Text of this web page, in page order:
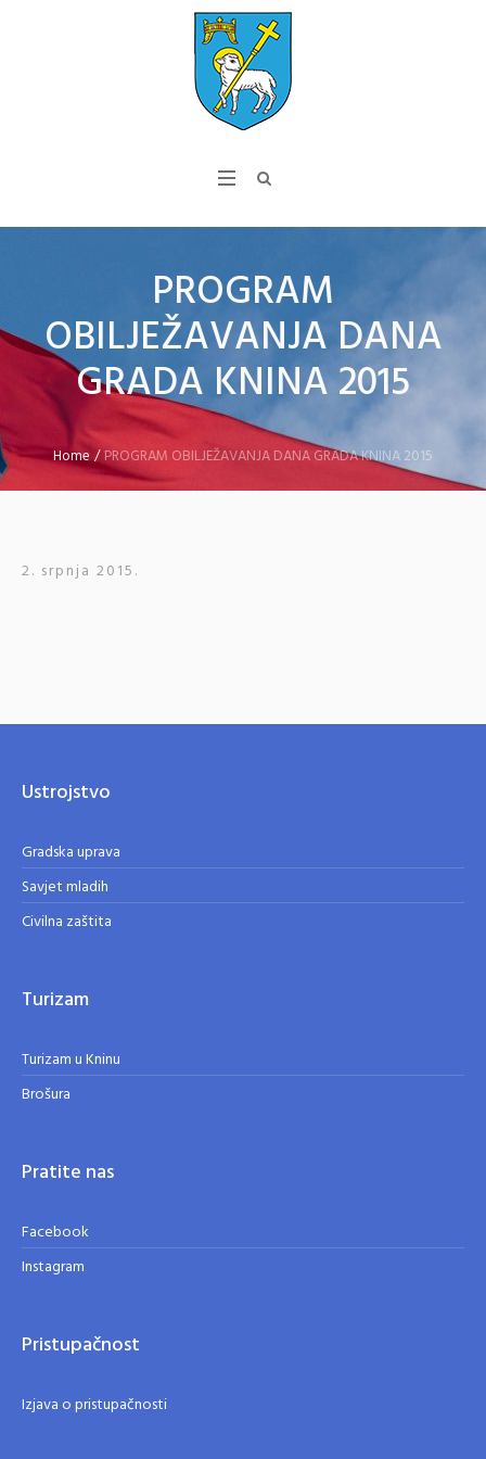
PROGRAM
OBILJEŽAVANJA DANA
GRADA KNINA 2015
Home/PROGRAM OBILJEŽAVANJA DANA GRADA KNINA 2015
2. srpnja 2015.
Ustrojstvo
Gradska uprava
Savjet mladih
Civilna zaštita
Turizam
Turizam u Kninu
Brošura
Pratite nas
Facebook
Instagram
Pristupačnost
Izjava o pristupačnosti